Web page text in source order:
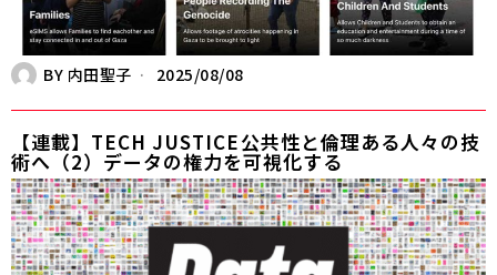
BY 内田聖子 2025/08/08
【連載】TECH JUSTICE――公共性と倫理ある人々の技
術へ（2）データの権力を可視化する